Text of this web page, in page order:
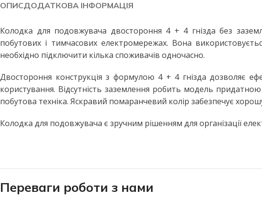
Інфрачервоні лампи
ВУЛИЧНЕ ОСВІТЛЕННЯ
Вуличні світильники
Вуличні ліхтарі
Підвісні світильники
Меблеві світильники
ПРОМИСЛОВЕ ОСВІТЛЕННЯ
LED панелі армстронг
LED
ОПИСДОДАТКОВА ІНФОРМАЦІЯ
Колодка для подовжувача двостороння 4 + 4 гнізда без
побутових і тимчасових електромережах. Вона
необхідно підключити кілька споживачів одночасно.
Двостороння конструкція з формулою 4 + 4 гнізда дозволяє
користування. Відсутність заземлення робить модель
побутова техніка. Яскравий помаранчевий колір забезпечує хорошу
Колодка для подовжувача є зручним рішенням для організації
Переваги роботи з нами